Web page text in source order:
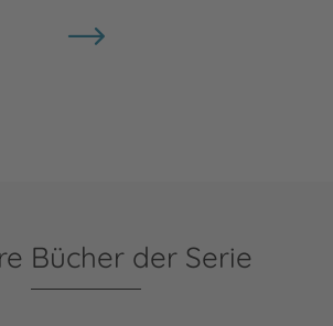
Bücher der Serie